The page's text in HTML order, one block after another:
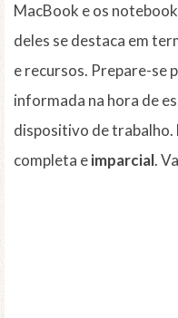
MacBook e os
deles se destaca em
e recursos. Prepare-se
informada na hora de
dispositivo de trabalho.
completa eimparcial.